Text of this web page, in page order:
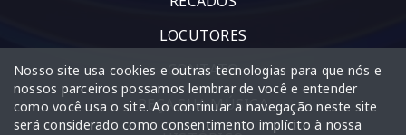
LOCUTORES
CONTATO
PEÇA SUA MÚSICA
Nosso site usa cookies e outras tecnologias para que nós e
nossos parceiros possamos lembrar de você e entender
como você usa o site. Ao continuar a navegação neste site
será considerado como consentimento implícito à nossa